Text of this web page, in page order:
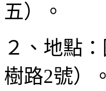
五）。
２、地點
樹路2號）。